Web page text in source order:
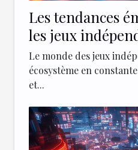
Les tendances
les jeux
surveiller cette
Le monde des jeux
écosystème en
et...